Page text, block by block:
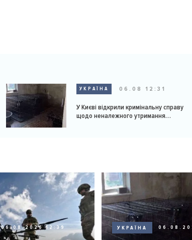
УКРАЇНА 06.08 12:31
У Києві відкрили кримінальну справу
щодо неналежного утримання
06.08.2026 12:39 УКРАЇНА